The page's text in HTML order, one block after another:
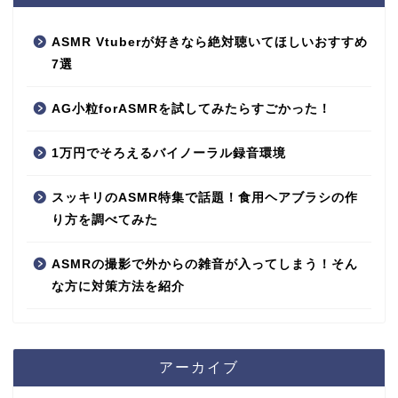
ASMR Vtuberが好きなら絶対聴いてほしいおすすめ
7選
AG小粒forASMRを試してみたらすごかった！
1万円でそろえるバイノーラル録音環境
スッキリのASMR特集で話題！食用ヘアブラシの作
り方を調べてみた
ASMRの撮影で外からの雑音が入ってしまう！そん
な方に対策方法を紹介
アーカイブ